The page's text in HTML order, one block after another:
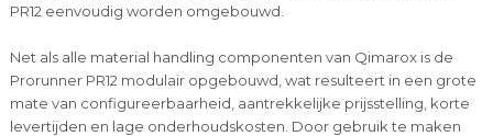
PR12 eenvoudig worden omgebouwd.
Net als alle material handling componenten van Qimarox is de
Prorunner PR12 modulair opgebouwd, wat resulteert in een grote
mate van configureerbaarheid, aantrekkelijke prijsstelling, korte
levertijden en lage onderhoudskosten. Door gebruik te maken